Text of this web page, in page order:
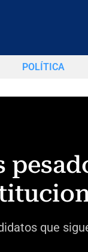
POLÍTICA
que